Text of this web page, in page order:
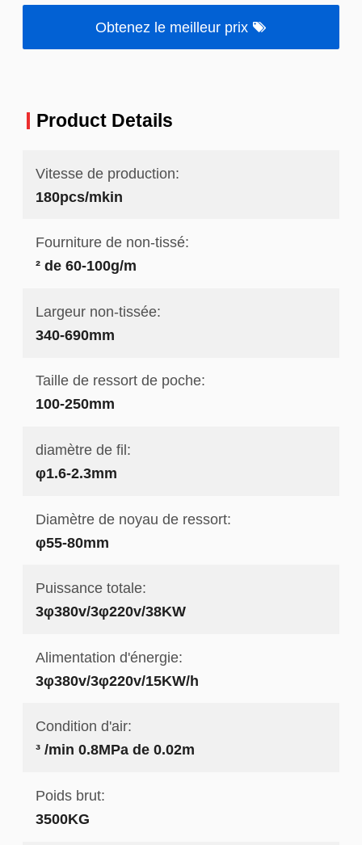
Obtenez le meilleur prix
Product Details
Vitesse de production:
180pcs/mkin
Fourniture de non-tissé:
² de 60-100g/m
Largeur non-tissée:
340-690mm
Taille de ressort de poche:
100-250mm
diamètre de fil:
φ1.6-2.3mm
Diamètre de noyau de ressort:
φ55-80mm
Puissance totale:
3φ380v/3φ220v/38KW
Alimentation d'énergie:
3φ380v/3φ220v/15KW/h
Condition d'air:
³ /min 0.8MPa de 0.02m
Poids brut:
3500KG